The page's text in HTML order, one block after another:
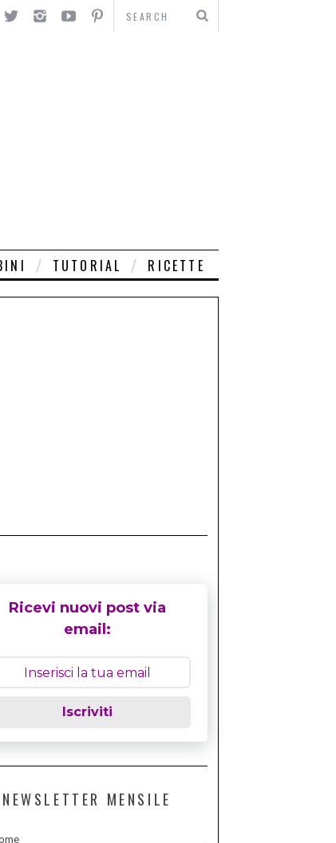
TUTORIAL RICETTE
Ricevi nuovi post via
email:
Iscriviti
NEWSLETTER MENSILE